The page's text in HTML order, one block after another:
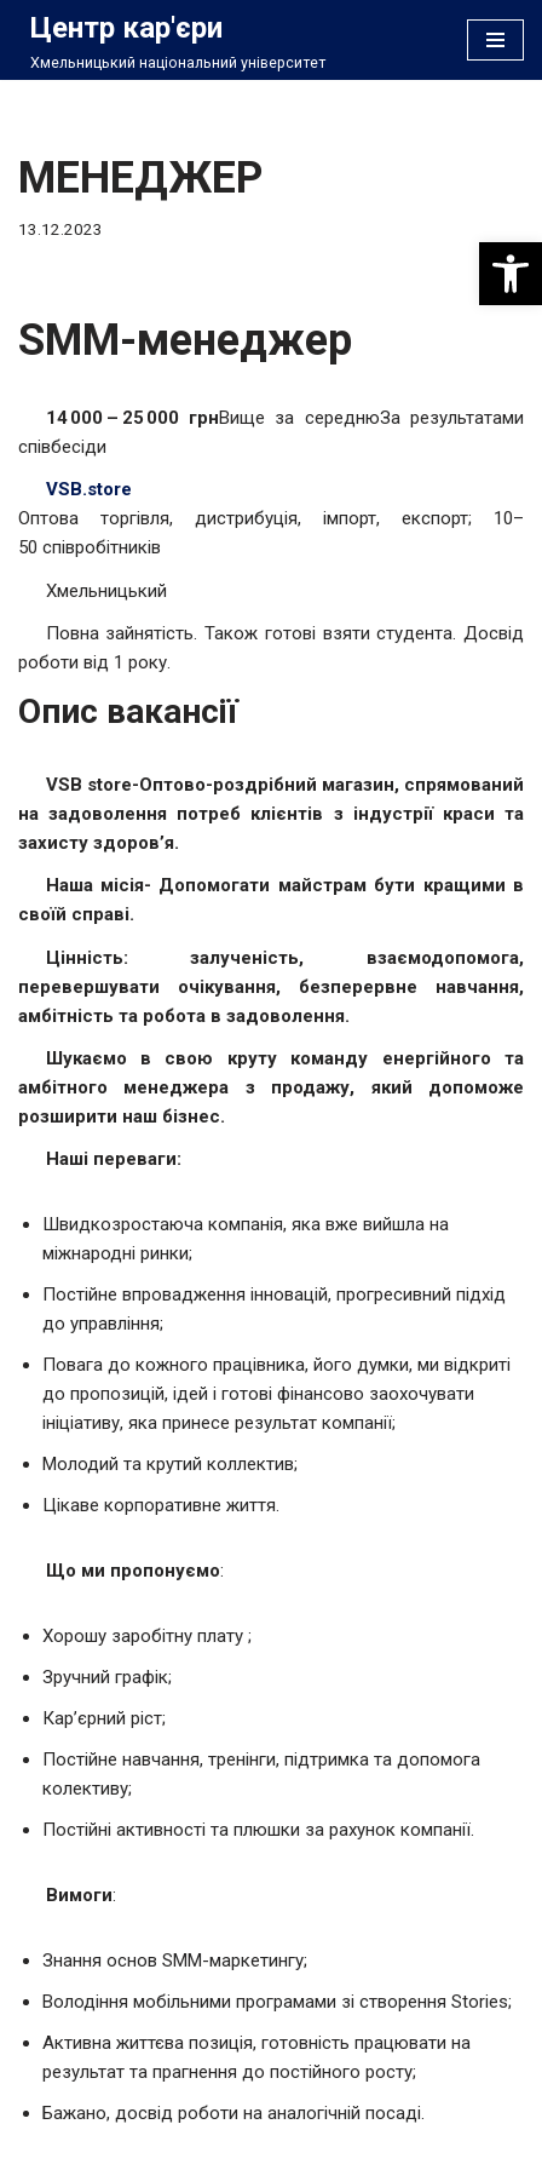
Перейти
Центр кар'єри
Хмельницький національний університет
МЕНЕДЖЕР
13.12.2023
SMM-менеджер
14 000 – 25 000 грнВище за середнюЗа результатами
співбесіди
VSB.store
Оптова торгівля, дистрибуція, імпорт, експорт; 10–
50 співробітників
Хмельницький
Повна зайнятість. Також готові взяти студента. Досвід
роботи від 1 року.
Опис вакансії
VSB store-Оптово-роздрібний магазин, спрямований
на задоволення потреб клієнтів з індустрії краси та
захисту здоров’я.
Наша місія- Допомогати майстрам бути кращими в
своїй справі.
Цінність: залученість, взаємодопомога,
перевершувати очікування, безперервне навчання,
амбітність та робота в задоволення.
Шукаємо в свою круту команду енергійного та
амбітного менеджера з продажу, який допоможе
розширити наш бізнес.
Наші переваги:
Швидкозростаюча компанія, яка вже вийшла на
міжнародні ринки;
Постійне впровадження інновацій, прогресивний підхід
до управління;
Повага до кожного працівника, його думки, ми відкриті
до пропозицій, ідей і готові фінансово заохочувати
ініціативу, яка принесе результат компанії;
Молодий та крутий коллектив;
Цікаве корпоративне життя.
Що ми пропонуємо:
Хорошу заробітну плату ;
Зручний графік;
Кар’єрний ріст;
Постійне навчання, тренінги, підтримка та допомога
колективу;
Постійні активності та плюшки за рахунок компанії.
Вимоги:
Знання основ SMM-маркетингу;
Володіння мобільними програмами зі створення Stories;
Активна життєва позиція, готовність працювати на
результат та прагнення до постійного росту;
Бажано, досвід роботи на аналогічній посаді.